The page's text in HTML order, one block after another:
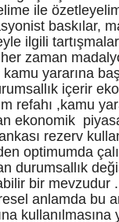
ile
baskılar,
ilgili
zaman
yararına
içerir
refahı ,kamu
ekonomik
rezerv
optimumda
durumsallık
bir mevzudur
anlamda bu
kullanılmasına